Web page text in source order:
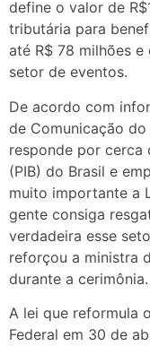
define o valor de
tributária para
até R$ 78 milhões
setor de eventos.
De acordo com
de Comunicação
responde por cerca
(PIB) do Brasil e
muito importante a
gente consiga
verdadeira esse
reforçou a ministra
durante a cerimônia.
A lei que reformula
Federal em 30 de